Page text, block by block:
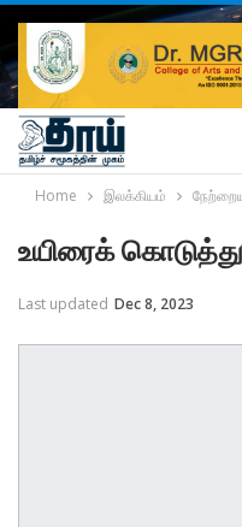
Home இலக்கியம்
உயிரைக்
Last updated Dec 8, 2023